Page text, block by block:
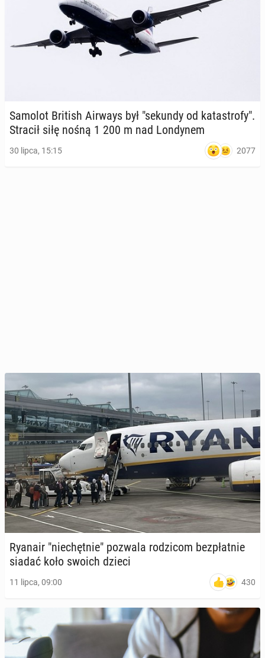
Samolot British Airways był "sekundy od ka­ta­stro­fy".
Stracił siłę nośną 1 200 m nad Lon­dy­nem
30 lipca, 15:15 2077
Ryanair "nie­chęt­nie" pozwala ro­dzi­com bez­płat­nie
siadać koło swoich dzieci
11 lipca, 09:00 430